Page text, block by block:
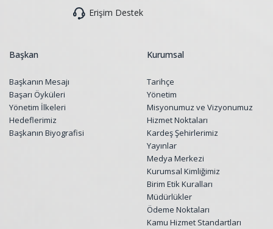
Erişim Destek
Başkan
Başkanın Mesajı
Başarı Öyküleri
Yönetim İlkeleri
Hedeflerimiz
Başkanın Biyografisi
Kurumsal
Tarihçe
Yönetim
Misyonumuz ve Vizyonumuz
Hizmet Noktaları
Kardeş Şehirlerimiz
Yayınlar
Medya Merkezi
Kurumsal Kimliğimiz
Birim Etik Kuralları
Müdürlükler
Ödeme Noktaları
Kamu Hizmet Standartları